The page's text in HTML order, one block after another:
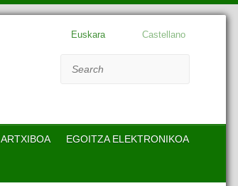
Euskara Castellano
ARTXIBOA EGOITZA ELEKTRONIKOA